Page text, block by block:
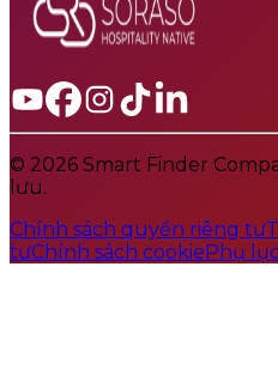
© 2026 Smart Finder
lưu.
Chính sách quyền riêng tư
tưChính sách cookiePhụ